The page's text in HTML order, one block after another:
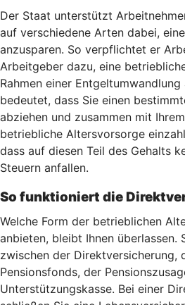
Der Staat unterstützt
auf verschiedene Arten dabei,
anzusparen. So verpflichtet er
Arbeitgeber dazu, eine
Rahmen einer
bedeutet, dass Sie einen
abziehen und zusammen mit
betriebliche Altersvorsorge
dass auf diesen Teil des Gehalts
Steuern anfallen.
So funktioniert die
Welche Form der betrieblichen
anbieten, bleibt Ihnen überlassen.
zwischen der Direktversicherung,
Pensionsfonds, der
Unterstützungskasse. Bei einer